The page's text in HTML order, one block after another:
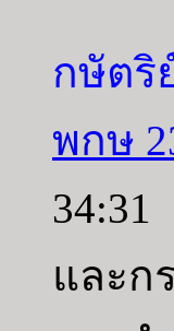
กษัต
พกษ
และก